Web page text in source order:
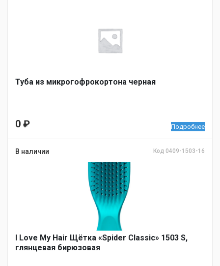
Туба из микрогофрокортона черная
0 ₽ Подробнее
В наличии Код 0409-1503-16
I Love My Hair Щётка «Spider Classic» 1503 S,
глянцевая бирюзовая